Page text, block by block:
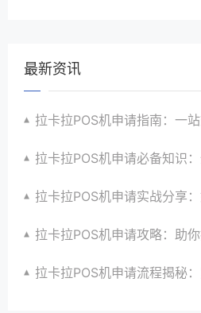
最新资讯
拉卡拉POS机申请指南：一站式解决商户
拉卡拉POS机申请必备知识：全面了解政
拉卡拉POS机申请实战分享：如何借助支付创
拉卡拉POS机申请攻略：助你打造个性化、
拉卡拉POS机申请流程揭秘：紧跟支付技